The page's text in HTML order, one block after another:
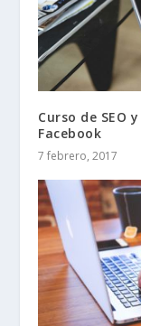
Curso de SEO
Facebook
7 febrero, 2017